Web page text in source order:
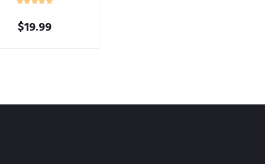
$19.99